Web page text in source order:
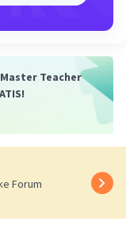
Teacher
Forum